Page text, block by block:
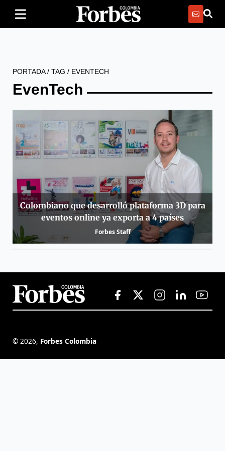
PORTADA/ TAG / EVENTECH
EvenTech
Colombiano que desarrolló plataforma 3D para
eventos online ya exporta a 4 países
Forbes Staff
© 2026, Forbes Colombia